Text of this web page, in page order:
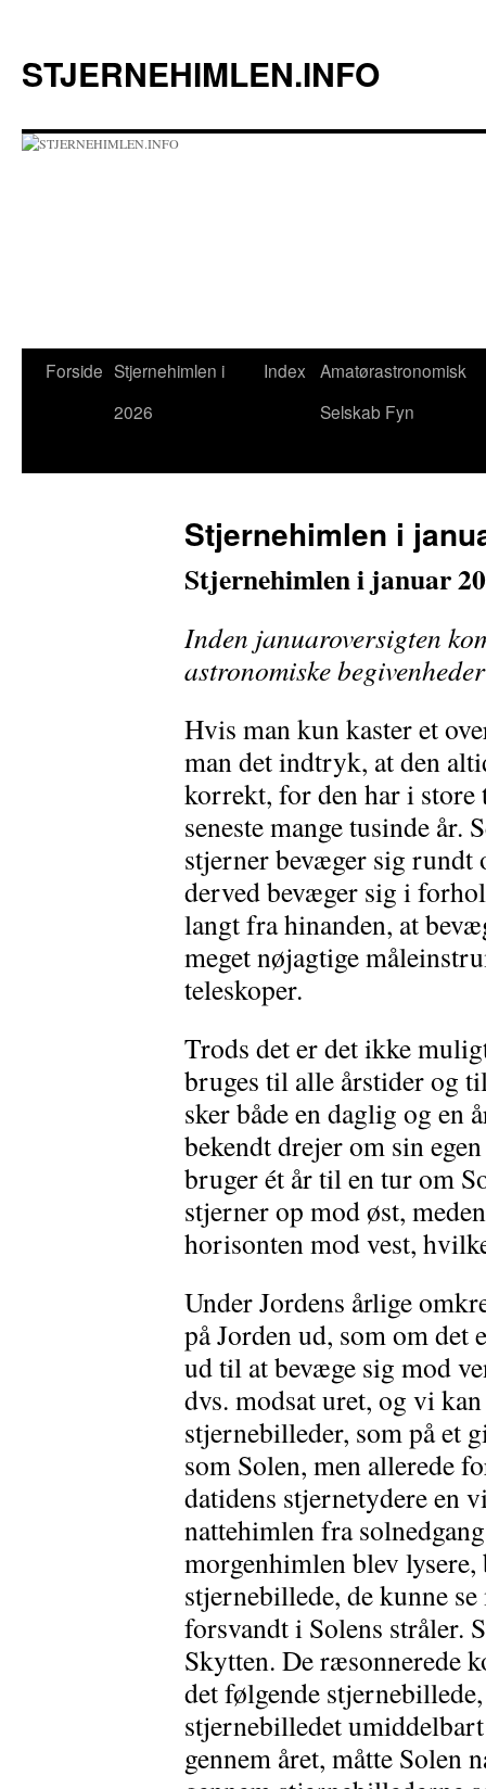
indhold
STJERNEHIMLEN.INFO
Forside Stjernehimlen i
2026
Index
Amatørastronomisk
Selskab Fyn
Stjernehimlen i
Stjernehimlen i januar
Inden januaroversigten
astronomiske
Hvis man kun kaster et
man det indtryk, at den
korrekt, for den har i store
seneste mange tusinde år.
stjerner bevæger sig
derved bevæger sig i
langt fra hinanden, at
meget nøjagtige
teleskoper.
Trods det er det ikke
bruges til alle årstider og
sker både en daglig og
bekendt drejer om sin
bruger ét år til en tur om
stjerner op mod øst,
horisonten mod vest,
Under Jordens årlige
på Jorden ud, som om det
ud til at bevæge sig mod
dvs. modsat uret, og vi
stjernebilleder, som på et
som Solen, men allerede
datidens stjernetydere en
nattehimlen fra
morgenhimlen blev
stjernebillede, de kunne
forsvandt i Solens stråler.
Skytten. De ræsonnerede
det følgende
stjernebilledet
gennem året, måtte Solen